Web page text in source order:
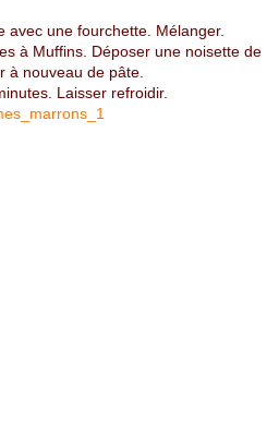
avec une fourchette. Mélanger.
à Muffins. Déposer une noisette de
à nouveau de pâte.
Laisser refroidir.